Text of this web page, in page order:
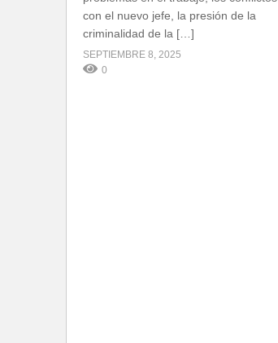
con el nuevo jefe, la presión de la
criminalidad de la […]
SEPTIEMBRE 8, 2025
0